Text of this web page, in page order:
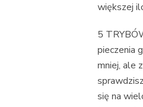
większej
5
pieczenia
mniej, ale
się na